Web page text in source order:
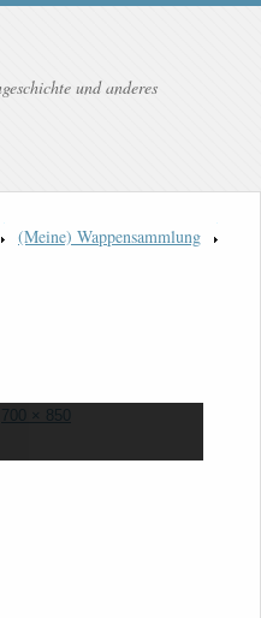
und anderes
(Meine) Wappensammlung
700 × 850